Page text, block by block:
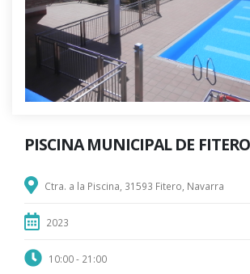
PISCINA MUNICIPAL DE FITERO
Ctra. a la Piscina, 31593 Fitero, Navarra
2023
10:00 - 21:00